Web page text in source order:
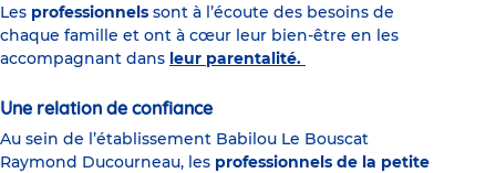
Les professionnels sont à l’écoute des besoins de
chaque famille et ont à cœur leur bien-être en les
accompagnant dans leur parentalité.
Une relation de confiance
Au sein de l’établissement Babilou Le Bouscat
Raymond Ducourneau, les professionnels de la petite